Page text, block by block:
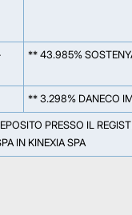
** 43.985%
** 3.298% DANECO
PRESSO IL
IN KINEXIA SPA